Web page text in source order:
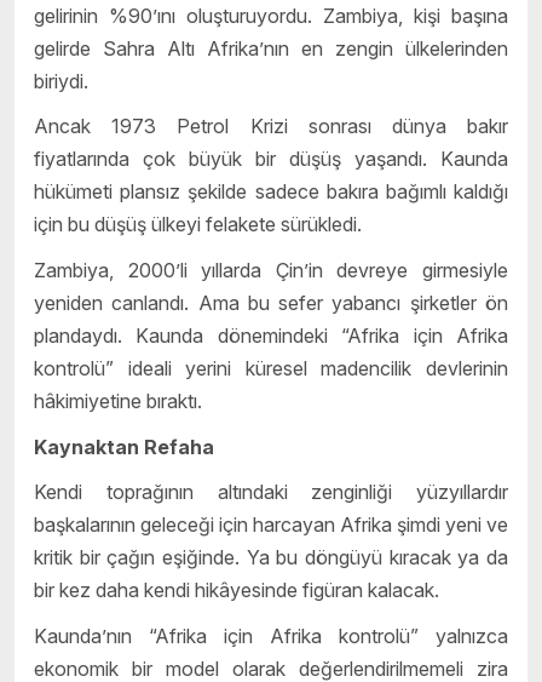
gelirinin %90’ını oluşturuyordu. Zambiya, kişi başına
gelirde Sahra Altı Afrika’nın en zengin ülkelerinden
biriydi.
Ancak 1973 Petrol Krizi sonrası dünya bakır
fiyatlarında çok büyük bir düşüş yaşandı. Kaunda
hükümeti plansız şekilde sadece bakıra bağımlı kaldığı
için bu düşüş ülkeyi felakete sürükledi.
Zambiya, 2000’li yıllarda Çin’in devreye girmesiyle
yeniden canlandı. Ama bu sefer yabancı şirketler ön
plandaydı. Kaunda dönemindeki “Afrika için Afrika
kontrolü” ideali yerini küresel madencilik devlerinin
hâkimiyetine bıraktı.
Kaynaktan Refaha
Kendi toprağının altındaki zenginliği yüzyıllardır
başkalarının geleceği için harcayan Afrika şimdi yeni ve
kritik bir çağın eşiğinde. Ya bu döngüyü kıracak ya da
bir kez daha kendi hikâyesinde figüran kalacak.
Kaunda’nın “Afrika için Afrika kontrolü” yalnızca
ekonomik bir model olarak değerlendirilmemeli zira